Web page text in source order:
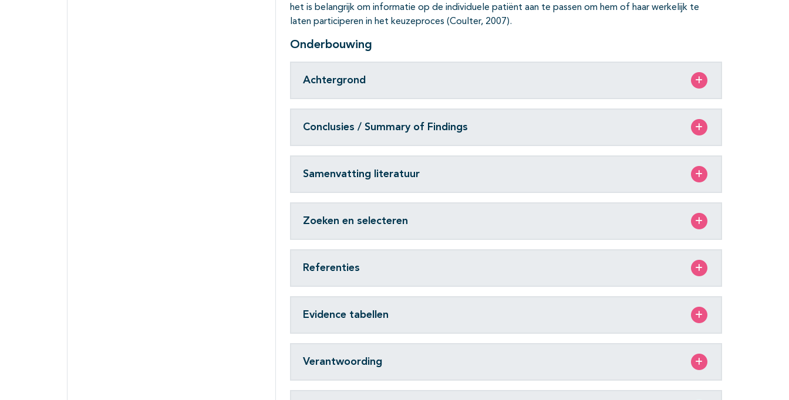
het is belangrijk om informatie op de individuele patiënt aan te passen om hem of haar werkelijk te
laten participeren in het keuzeproces (Coulter, 2007).
Onderbouwing
Achtergrond
Conclusies / Summary of Findings
Samenvatting literatuur
Zoeken en selecteren
Referenties
Evidence tabellen
Verantwoording